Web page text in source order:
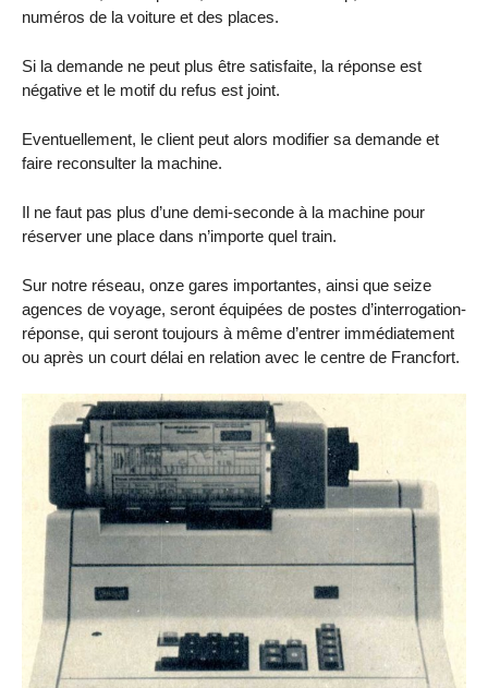
numéros de la voiture et des places.
Si la demande ne peut plus être satisfaite, la réponse est
négative et le motif du refus est joint.
Eventuellement, le client peut alors modifier sa demande et
faire reconsulter la machine.
Il ne faut pas plus d’une demi-seconde à la machine pour
réserver une place dans n’importe quel train.
Sur notre réseau, onze gares importantes, ainsi que seize
agences de voyage, seront équipées de postes d’interrogation-
réponse, qui seront toujours à même d’entrer immédiatement
ou après un court délai en relation avec le centre de Francfort.